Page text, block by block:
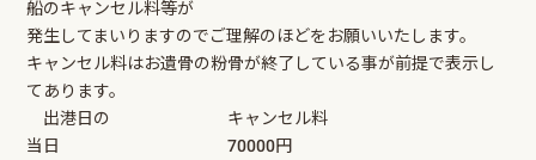
船のキャンセル料等が
発生してまいりますのでご理解のほどをお願いいたします。
キャンセル料はお遺骨の粉骨が終了している事が前提で表示し
てあります。
出港日の キャンセル料
当日 70000円